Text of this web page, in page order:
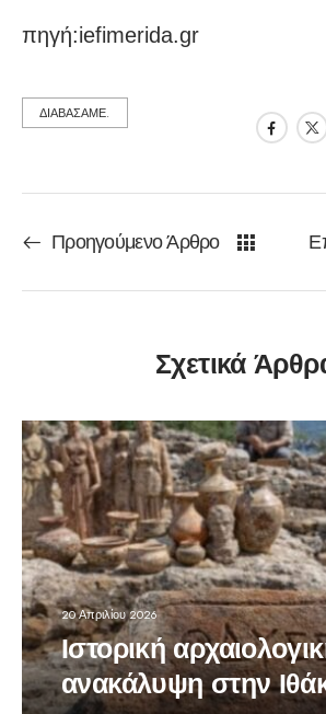
πηγή:iefimerida.gr
ΔΙΑΒΑΣΑΜΕ.
Προηγούμενο Άρθρο
Σχετικά
20 Απριλίου 2026
Ιστορική
ανακάλυψη στην